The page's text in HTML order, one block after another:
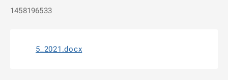
1458196533
5_2021.docx